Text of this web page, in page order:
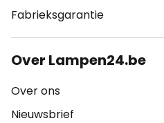
Fabrieksgarantie
Over Lampen24.be
Over ons
Nieuwsbrief